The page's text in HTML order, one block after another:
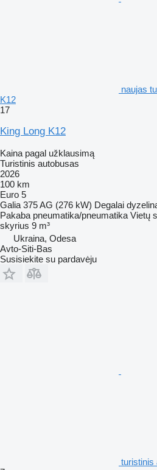
naujas
K12
17
King Long K12
Kaina pagal užklausimą
Turistinis autobusas
2026
100 km
Euro 5
Galia 375 AG (276 kW) Degalai
Pakaba pneumatika/pneumatika Vietų
skyrius 9 m³
Ukraina, Odesa
Avto-Siti-Bas
Susisiekite su pardavėju
turistinis